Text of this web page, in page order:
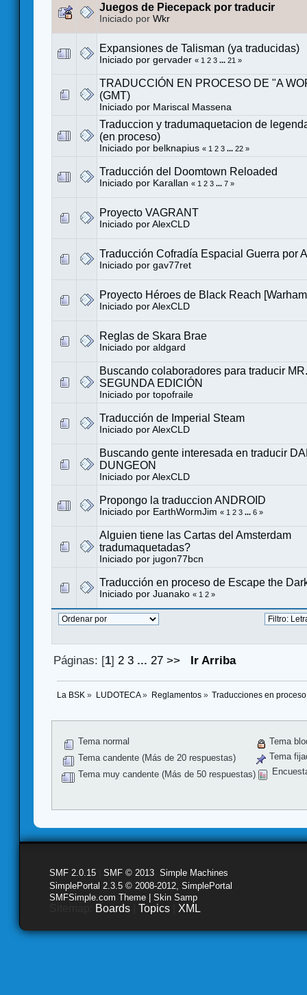
Juegos de Piecepack por traducir
Iniciado por Wkr
Expansiones de Talisman (ya traducidas)
Iniciado por gervader « 1 2 3 ... 21 »
TRADUCCIÓN EN PROCESO DE "A
(GMT)
Iniciado por Mariscal Massena
Traduccion y tradumaquetacion de
(en proceso)
Iniciado por belknapius « 1 2 3 ... 22 »
Traducción del Doomtown Reloaded
Iniciado por Karallan « 1 2 3 ... 7 »
Proyecto VAGRANT
Iniciado por AlexCLD
Traducción Cofradía Espacial Guerra por
Iniciado por gav77ret
Proyecto Héroes de Black Reach
Iniciado por AlexCLD
Reglas de Skara Brae
Iniciado por aldgard
Buscando colaboradores para traducir
SEGUNDA EDICIÓN
Iniciado por topofraile
Traducción de Imperial Steam
Iniciado por AlexCLD
Buscando gente interesada en traducir
DUNGEON
Iniciado por AlexCLD
Propongo la traduccion ANDROID
Iniciado por EarthWormJim « 1 2 3 ... 6 »
Alguien tiene las Cartas del Amsterdam
tradumaquetadas?
Iniciado por jugon77bcn
Traducción en proceso de Escape the
Iniciado por Juanako « 1 2 »
Páginas: [1] 2 3 ... 27 >> Ir Arriba
La BSK » LUDOTECA» Reglamentos» Traducciones en proceso
Tema normal
Tema candente (Más de 20 respuestas)
Tema muy candente (Más de 50 respuestas)
Tema
Tema
SMF 2.0.15 SMF © 2013 Simple Machines
SimplePortal 2.3.5 © 2008-2012, SimplePortal
SMFSimple.com Theme | Skin Samp
Boards Topics XML